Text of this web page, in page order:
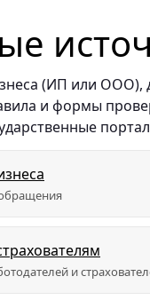
(ИП или
и формы
и